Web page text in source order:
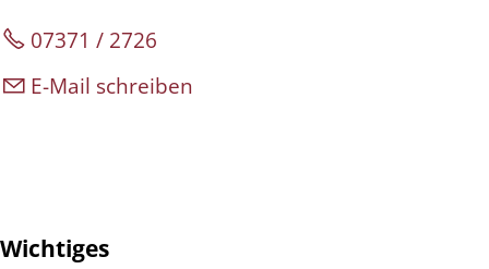
07371 / 2726
E-Mail schreiben
Wichtiges